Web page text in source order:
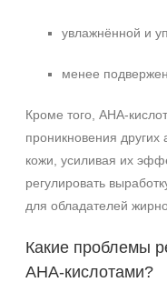
увлажнённой и
менее
Кроме того,
проникновения других
кожи, усиливая их
регулировать
для обладателей
Какие проблемы
AHA‑кислотами?
+7